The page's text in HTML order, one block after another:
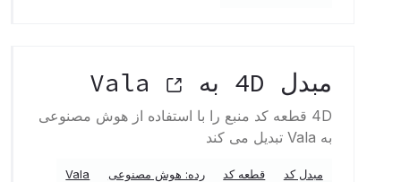
مبدل 4D به Vala
4D قطعه کد منبع را با استفاده از هوش مصنوعی
به Vala تبدیل می کند
مبدل کد قطعه کد رده: هوش مصنوعی
Vala